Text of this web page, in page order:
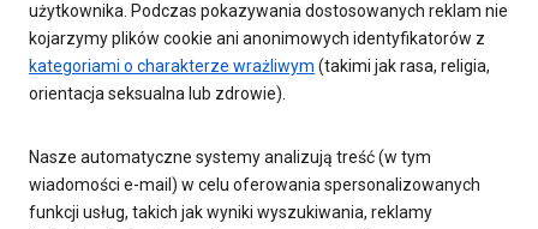
użytkownika. Podczas pokazywania dostosowanych reklam nie
kojarzymy plików cookie ani anonimowych identyfikatorów z
kategoriami o charakterze wrażliwym (takimi jak rasa, religia,
orientacja seksualna lub zdrowie).
Nasze automatyczne systemy analizują treść (w tym
wiadomości e-mail) w celu oferowania spersonalizowanych
funkcji usług, takich jak wyniki wyszukiwania, reklamy